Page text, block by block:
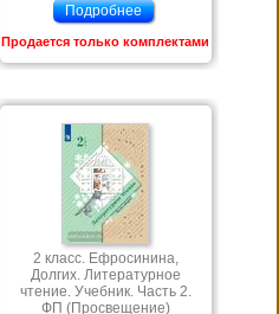
Подробнее
Продается только комплектами
2 класс. Ефросинина,
Долгих. Литературное
чтение. Учебник. Часть 2.
ФП (Просвещение)